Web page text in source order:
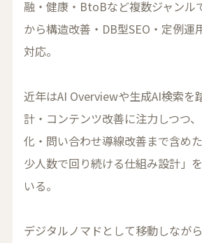
融・健康・BtoBなど複数ジャンル
から構造改善・DB型SEO・定例運
対応。
近年はAI Overviewや生成AI検索を
計・コンテンツ改善に注力しつつ
化・問い合わせ導線改善まで含め
少人数で回り続ける仕組み設計」
いる。
デジタルノマドとして移動しなが